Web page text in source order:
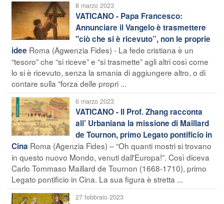
8 marzo 2023
VATICANO - Papa Francesco:
Annunciare il Vangelo è trasmettere
"ciò che si è ricevuto”, non le proprie
idee Roma (Agwenzia Fides) - La fede cristiana è un
“tesoro” che “si riceve” e “si trasmette” agli altri così come
lo si è ricevuto, senza la smania di aggiungere altro, o di
contare sulla “forza delle propri ...
6 marzo 2023
VATICANO - Il Prof. Zhang racconta
all’ Urbaniana la missione di Maillard
de Tournon, primo Legato pontificio in
Cina Roma (Agenzia Fides) – “Oh quanti mostri si trovano
in questo nuovo Mondo, venuti dall'Europa!”. Così diceva
Carlo Tommaso Maillard de Tournon (1668-1710), primo
Legato pontificio in Cina. La sua figura è stretta ...
27 febbraio 2023